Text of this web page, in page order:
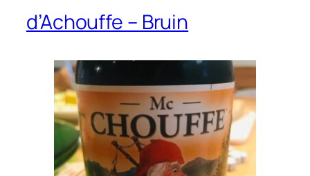
d’Achouffe – Bruin